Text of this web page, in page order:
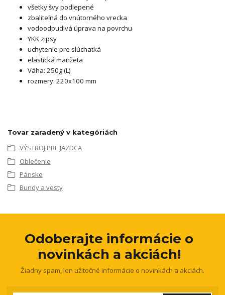
všetky švy podlepené
zbaliteľná do vnútorného vrecka
vodoodpudivá úprava na povrchu
YKK zipsy
uchytenie pre slúchatká
elastická manžeta
Váha: 250g (L)
rozmery: 220x100 mm
Tovar zaradený v kategóriách
VÝSTROJ PRE JAZDCA
Oblečenie
Pánske
Bundy a vesty
Odoberajte informácie o
novinkách a akciách!
Žiadny spam, len užitočné informácie o novinkách a akciách.